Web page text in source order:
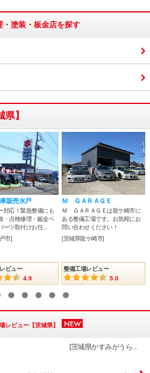
塗装・板金店を探す
】
販売水戸
対応！緊急整備にも
・点検修理・鈑金ペ
ーツ取付けお任...
市]
ビュー
4.9
Ｍ ＧＡＲＡＧＥ
Ｍ ＧＡＲＡＧＥは龍ケ崎市に
ある整備工場です。お気軽にお
問い合わせください！
[茨城県龍ケ崎市]
整備工場レビュー
5.0
レビュー【茨城県】
[茨城県かすみがうら...